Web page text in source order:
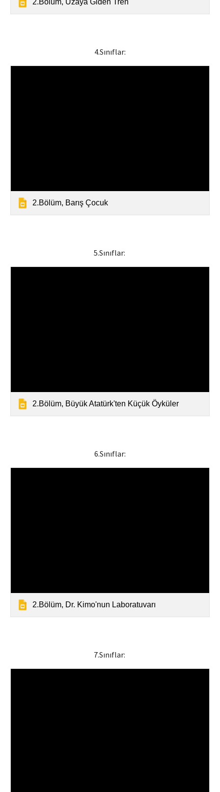
4.Sınıflar:
2.Bölüm, Barış Çocuk
5.Sınıflar:
2.Bölüm, Büyük Atatürk'ten Küçük Öyküler
6.Sınıflar:
2.Bölüm, Dr. Kimo'nun Laboratuvarı
7.Sınıflar: